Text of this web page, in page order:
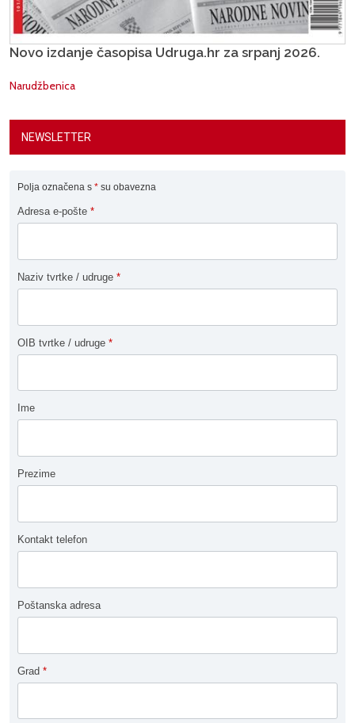
Novo izdanje časopisa Udruga.hr za srpanj 2026.
Narudžbenica
NEWSLETTER
Polja označena s * su obavezna
Adresa e-pošte *
Naziv tvrtke / udruge *
OIB tvrtke / udruge *
Ime
Prezime
Kontakt telefon
Poštanska adresa
Grad *